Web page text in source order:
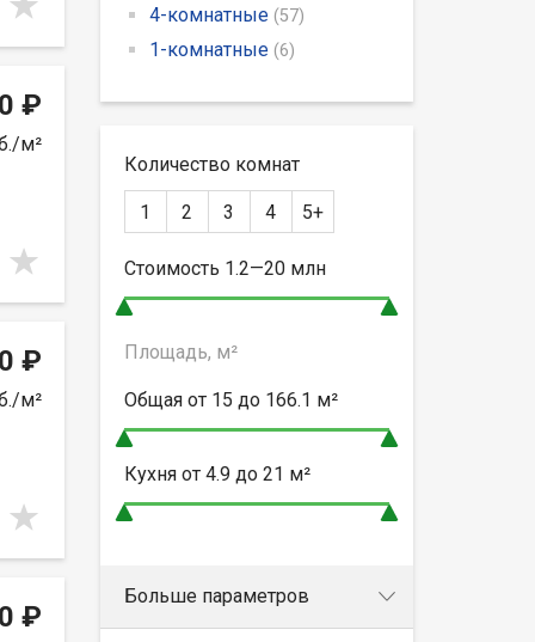
₽
м²
₽
м²
₽
4-комнатные (57)
1-комнатные (6)
Количество комнат
1 2 3 4 5+
Стоимость 1.2—20млн
Площадь, м²
Общая от 15 до 166.1 м²
Кухня от 4.9 до 21 м²
Больше параметров